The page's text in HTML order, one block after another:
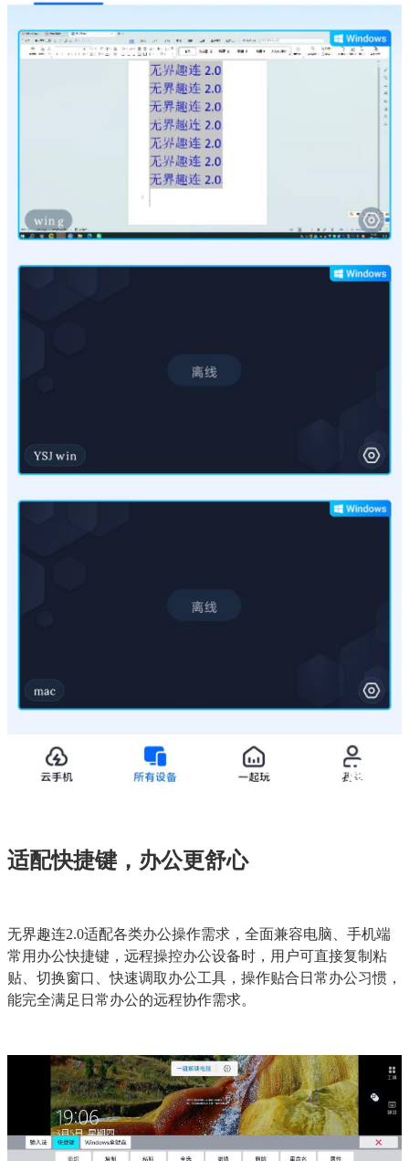
适配快捷键，办公更舒心
无界趣连2.0适配各类办公操作需求，全面兼容电脑、手机端
常用办公快捷键，远程操控办公设备时，用户可直接复制粘
贴、切换窗口、快速调取办公工具，操作贴合日常办公习惯，
能完全满足日常办公的远程协作需求。